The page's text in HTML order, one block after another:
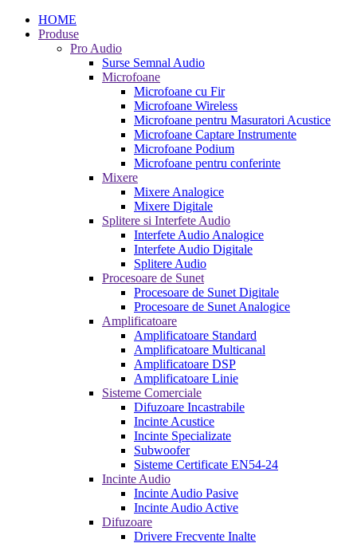
HOME
Produse
Pro Audio
Surse Semnal Audio
Microfoane
Microfoane cu Fir
Microfoane Wireless
Microfoane pentru Masuratori Acustice
Microfoane Captare Instrumente
Microfoane Podium
Microfoane pentru conferinte
Mixere
Mixere Analogice
Mixere Digitale
Splitere si Interfete Audio
Interfete Audio Analogice
Interfete Audio Digitale
Splitere Audio
Procesoare de Sunet
Procesoare de Sunet Digitale
Procesoare de Sunet Analogice
Amplificatoare
Amplificatoare Standard
Amplificatoare Multicanal
Amplificatoare DSP
Amplificatoare Linie
Sisteme Comerciale
Difuzoare Incastrabile
Incinte Acustice
Incinte Specializate
Subwoofer
Sisteme Certificate EN54-24
Incinte Audio
Incinte Audio Pasive
Incinte Audio Active
Difuzoare
Drivere Frecvente Inalte